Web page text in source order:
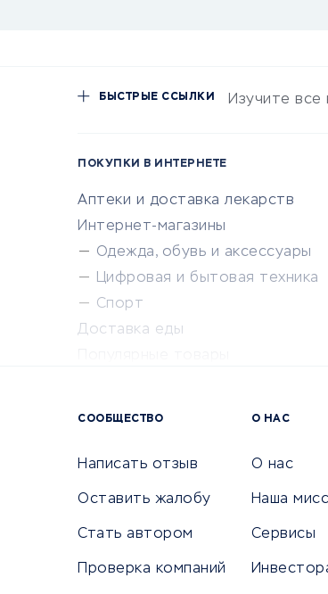
БЫСТРЫЕ ССЫЛКИ Изучите все
ПОКУПКИ В ИНТЕРНЕТЕ
Аптеки и доставка лекарств
Интернет-магазины
Одежда, обувь и аксессуары
Цифровая и бытовая техника
Спорт
Доставка еды
СООБЩЕСТВО
Написать отзыв
Оставить жалобу
Стать автором
Проверка компаний
О НАС
О нас
Наша
Сервисы